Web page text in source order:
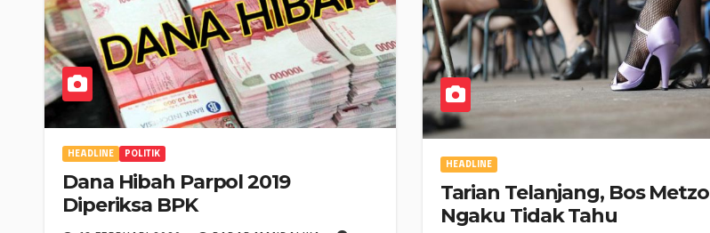
HEADLINE POLITIK
Dana Hibah Parpol 2019
Diperiksa BPK
HEADLINE
Tarian Telanjang, Bos Metzo
Ngaku Tidak Tahu